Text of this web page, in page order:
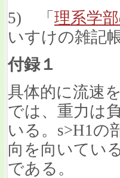
5) 「 理系学
いすけの雑記
付録１
具体的に流速
では、重力は
いる。s>H1の
向を向いてい
である。